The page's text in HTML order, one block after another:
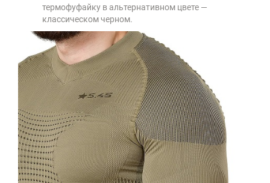
термофуфайку в альтернативном цвете —
классическом черном.